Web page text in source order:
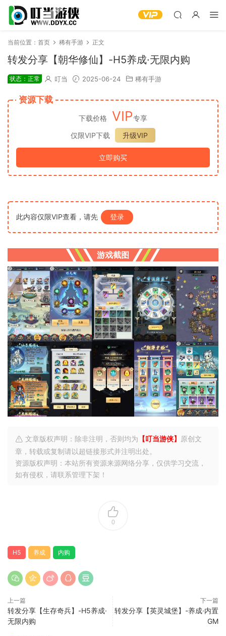
当前位置： 首页 稀有手游 正文
转发分享【朝华修仙】-H5养成·无限内购
状态：正常 叮当 2025-06-24 稀有手游
资源下载
下载价格 VIP专享
仅限VIP下载
升级VIP
立即购买
此内容仅限VIP查看，请先 登录
游戏截图
文章版权声明：除非注明，否则均为 【叮当游侠】
原创文
章，转载或复制请以超链接形式并注明出处。
资源版权声明：本站所有资源来源网络分享，仅供学习交流，
如有侵权，请联系管理下架！
0
H5 养成 内购
上一篇
转发分享【生存奇兵】-H5养成·
无限内购
下一篇
转发分享【英灵城堡】-养成·内置
GM